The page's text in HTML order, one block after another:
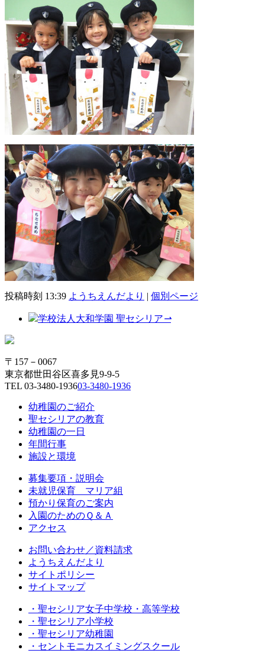
投稿時刻 13:39 ようちえんだより | 個別ページ
学校法人大和学園 聖セシリア⇀
〒157－0067
東京都世田谷区喜多見9-9-5
TEL 03-3480-193603-3480-1936
幼稚園のご紹介
聖セシリアの教育
幼稚園の一日
年間行事
施設と環境
募集要項・説明会
未就児保育 マリア組
預かり保育のご案内
入園のためのＱ＆Ａ
アクセス
お問い合わせ／資料請求
ようちえんだより
サイトポリシー
サイトマップ
・聖セシリア女子中学校・高等学校
・聖セシリア小学校
・聖セシリア幼稚園
・セントモニカスイミングスクール